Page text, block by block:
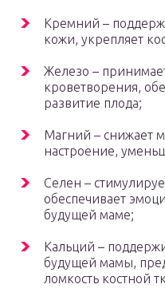
Кремний –
кожи, укрепляет
Железо –
кроветворения,
развитие плода;
Магний – снижает
настроение,
Селен –
обеспечивает
будущей маме;
Кальций –
будущей мамы,
ломкость костной